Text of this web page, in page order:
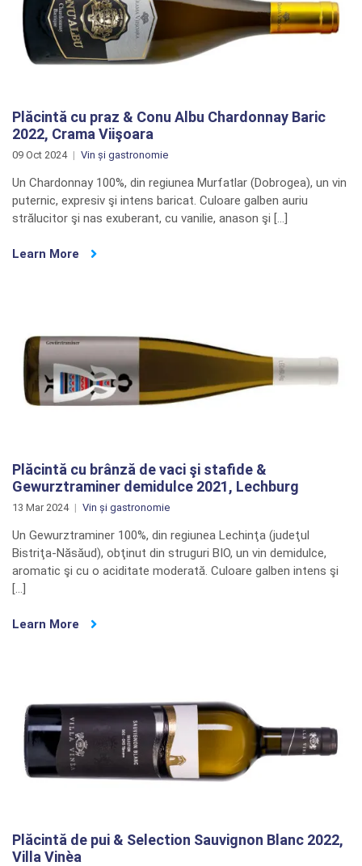
Plăcintă cu praz & Conu Albu Chardonnay Baric
2022, Crama Viişoara
09 Oct 2024 Vin și gastronomie
Un Chardonnay 100%, din regiunea Murfatlar (Dobrogea), un vin
puternic, expresiv şi intens baricat. Culoare galben auriu
strălucitor şi nas exuberant, cu vanilie, anason şi […]
Learn More
Plăcintă cu brânză de vaci şi stafide &
Gewurztraminer demidulce 2021, Lechburg
13 Mar 2024 Vin și gastronomie
Un Gewurztraminer 100%, din regiunea Lechinţa (judeţul
Bistriţa-Năsăud), obţinut din struguri BIO, un vin demidulce,
aromatic şi cu o aciditate moderată. Culoare galben intens şi
[…]
Learn More
Plăcintă de pui & Selection Sauvignon Blanc 2022,
Villa Vinèa